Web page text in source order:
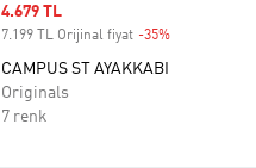
Sale price
4.679 TL
7.199 TL Orijinal fiyat -35%
CAMPUS ST AYAKKABI
Originals
7 renk